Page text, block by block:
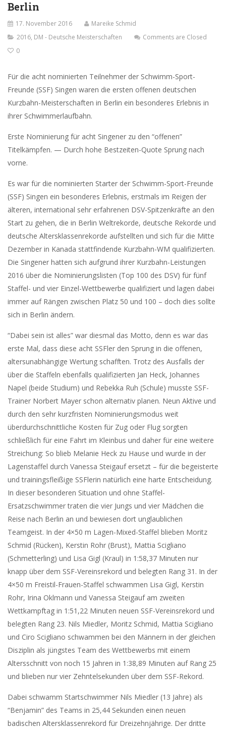
Berlin
17. November 2016
Mareike Schmid
2016, DM - Deutsche Meisterschaften
Comments are Closed
0
Für die acht nominierten Teilnehmer der Schwimm-Sport-
Freunde (SSF) Singen waren die ersten offenen deutschen
Kurzbahn-Meisterschaften in Berlin ein besonderes Erlebnis in
ihrer Schwimmerlaufbahn.
Erste Nominierung für acht Singener zu den “offenen”
Titelkämpfen. — Durch hohe Bestzeiten-Quote Sprung nach
vorne.
Es war für die nominierten Starter der Schwimm-Sport-Freunde
(SSF) Singen ein besonderes Erlebnis, erstmals im Reigen der
älteren, international sehr erfahrenen DSV-Spitzenkräfte an den
Start zu gehen, die in Berlin Weltrekorde, deutsche Rekorde und
deutsche Altersklassenrekorde aufstellten und sich für die Mitte
Dezember in Kanada stattfindende Kurzbahn-WM qualifizierten.
Die Singener hatten sich aufgrund ihrer Kurzbahn-Leistungen
2016 über die Nominierungslisten (Top 100 des DSV) für fünf
Staffel- und vier Einzel-Wettbewerbe qualifiziert und lagen dabei
immer auf Rängen zwischen Platz 50 und 100 – doch dies sollte
sich in Berlin ändern.
“Dabei sein ist alles” war diesmal das Motto, denn es war das
erste Mal, dass diese acht SSFler den Sprung in die offenen,
altersunabhängige Wertung schafften. Trotz des Ausfalls der
über die Staffeln ebenfalls qualifizierten Jan Heck, Johannes
Napel (beide Studium) und Rebekka Ruh (Schule) musste SSF-
Trainer Norbert Mayer schon alternativ planen. Neun Aktive und
durch den sehr kurzfristen Nominierungsmodus weit
überdurchschnittliche Kosten für Zug oder Flug sorgten
schließlich für eine Fahrt im Kleinbus und daher für eine weitere
Streichung: So blieb Melanie Heck zu Hause und wurde in der
Lagenstaffel durch Vanessa Steigauf ersetzt – für die begeisterte
und trainingsfleißige SSFlerin natürlich eine harte Entscheidung.
In dieser besonderen Situation und ohne Staffel-
Ersatzschwimmer traten die vier Jungs und vier Mädchen die
Reise nach Berlin an und bewiesen dort unglaublichen
Teamgeist. In der 4×50 m Lagen-Mixed-Staffel blieben Moritz
Schmid (Rücken), Kerstin Rohr (Brust), Mattia Scigliano
(Schmetterling) und Lisa Gigl (Kraul) in 1:58,37 Minuten nur
knapp über dem SSF-Vereinsrekord und belegten Rang 31. In der
4×50 m Freistil-Frauen-Staffel schwammen Lisa Gigl, Kerstin
Rohr, Irina Oklmann und Vanessa Steigauf am zweiten
Wettkampftag in 1:51,22 Minuten neuen SSF-Vereinsrekord und
belegten Rang 23. Nils Miedler, Moritz Schmid, Mattia Scigliano
und Ciro Scigliano schwammen bei den Männern in der gleichen
Disziplin als jüngstes Team des Wettbewerbs mit einem
Altersschnitt von noch 15 Jahren in 1:38,89 Minuten auf Rang 25
und blieben nur vier Zehntelsekunden über dem SSF-Rekord.
Dabei schwamm Startschwimmer Nils Miedler (13 Jahre) als
“Benjamin” des Teams in 25,44 Sekunden einen neuen
badischen Altersklassenrekord für Dreizehnjährige. Der dritte